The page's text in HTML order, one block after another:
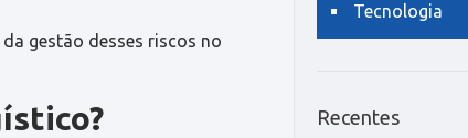
gestão desses riscos no
Tecnologia
Recentes